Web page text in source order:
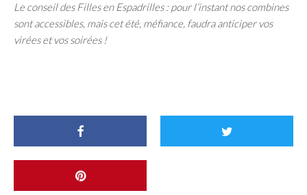
Le conseil des Filles en Espadrilles : pour l’instant nos combines
sont accessibles, mais cet été, méfiance, faudra anticiper vos
virées et vos soirées !